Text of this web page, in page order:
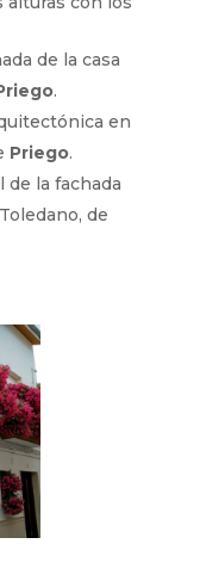
de la casa
.
en
Priego.
la fachada
de